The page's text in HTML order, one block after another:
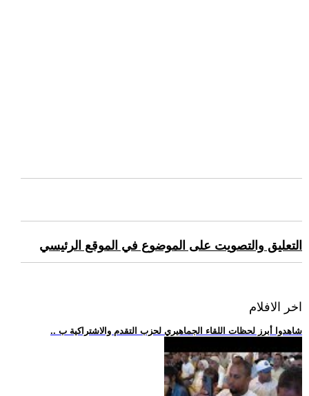
التعليق والتصويت على الموضوع في الموقع الرئيسي
اخر الافلام
.. شاهدوا أبرز لحظات اللقاء الجماهيري لحزب التقدم والاشتراكية ب